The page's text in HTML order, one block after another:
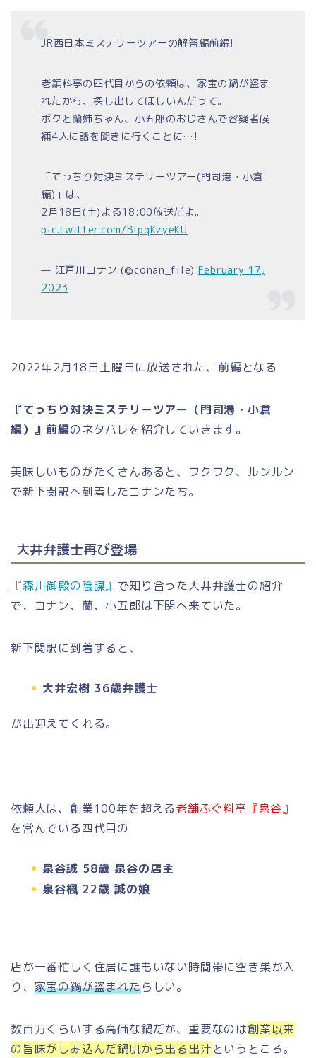
JR西日本ミステリーツアーの解答編前編!
老舗料亭の四代目からの依頼は、家宝の鍋が盗ま
れたから、探し出してほしいんだって。
ボクと蘭姉ちゃん、小五郎のおじさんで容疑者候
補4人に話を聞きに行くことに…!
「てっちり対決ミステリーツアー(門司港・小倉
編)」は、
2月18日(土)よる18:00放送だよ。
pic.twitter.com/BIpqKzyeKU
— 江戸川コナン (@conan_file) February 17,
2023
2022年2月18日土曜日に放送された、前編となる
『てっちり対決ミステリーツアー（門司港・小倉
編）』前編のネタバレを紹介していきます。
美味しいものがたくさんあると、ワクワク、ルンルン
で新下関駅へ到着したコナンたち。
大井弁護士再び登場
『森川御殿の陰謀』 で知り合った大井弁護士の紹介
で、コナン、蘭、小五郎は下関へ来ていた。
新下関駅に到着すると、
大井宏樹 36歳弁護士
が出迎えてくれる。
依頼人は、創業100年を超える老舗ふぐ料亭『泉谷』
を営んでいる四代目の
泉谷誠 58歳 泉谷の店主
泉谷楓 22歳 誠の娘
店が一番忙しく住居に誰もいない時間帯に空き巣が入
り、 家宝の鍋が盗まれたらしい。
数百万くらいする高価な鍋だが、重要なのは創業以来
の旨味がしみ込んだ鍋肌から出る出汁というところ。